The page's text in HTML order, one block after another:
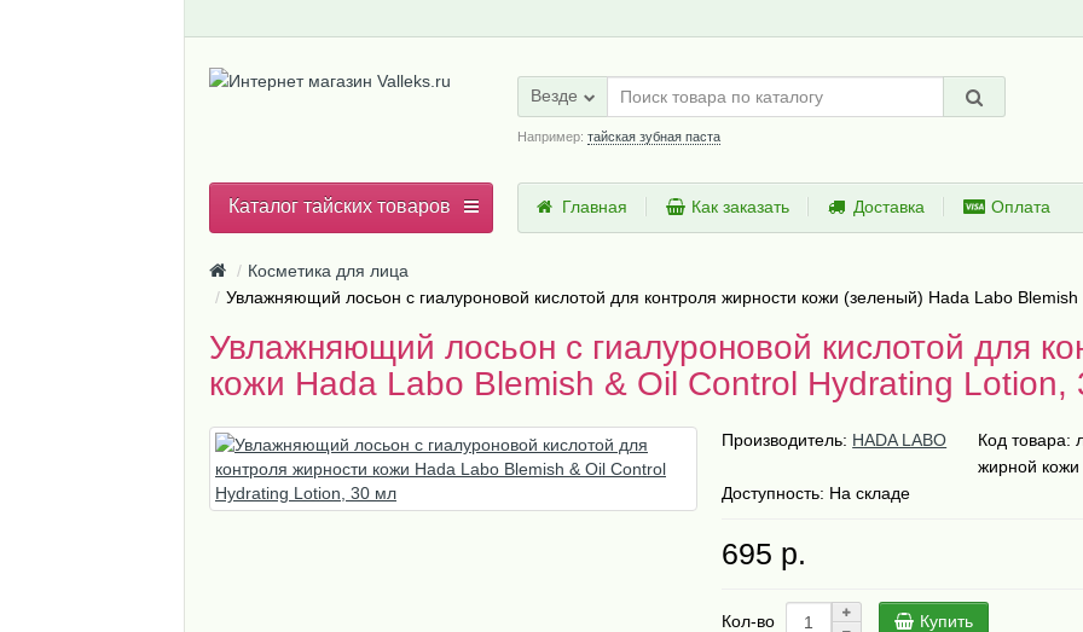
Везде
Например: тайская зубная паста
Главная Как заказать Доставка Оплата
Каталог тайских товаров
Косметика для лица
Увлажняющий лосьон с гиалуроновой кислотой для контроля жирности кожи (зеленый) Hada Labo
Увлажняющий лосьон с гиалуроновой кислотой для
кожи Hada Labo Blemish & Oil Control Hydrating Lotion,
Производитель: HADA LABO Код товара:
жирной
Доступность: На складе
695 р.
Кол-во Купить